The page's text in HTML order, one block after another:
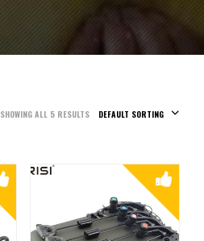
DEFAULT SORTING
SHOWING ALL 5 RESULTS